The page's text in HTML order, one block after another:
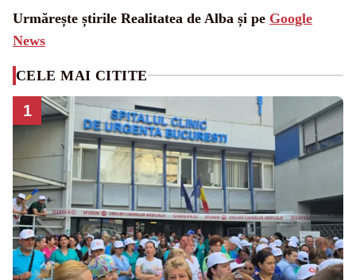
Urmărește știrile Realitatea de Alba și pe Google
News
CELE MAI CITITE
1